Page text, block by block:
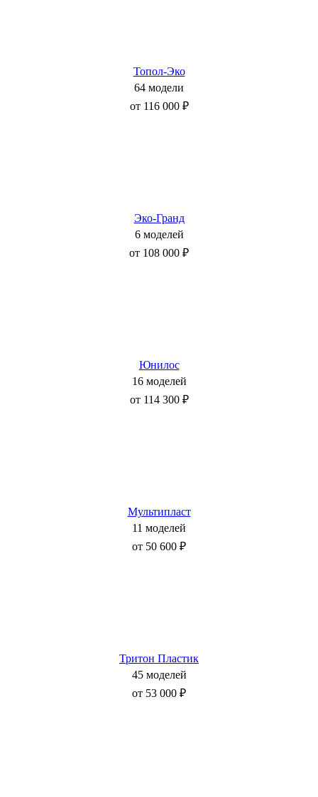
Топол-Эко
64 модели
от 116 000 ₽
Эко-Гранд
6 моделей
от 108 000 ₽
Юнилос
16 моделей
от 114 300 ₽
Мультипласт
11 моделей
от 50 600 ₽
Тритон Пластик
45 моделей
от 53 000 ₽